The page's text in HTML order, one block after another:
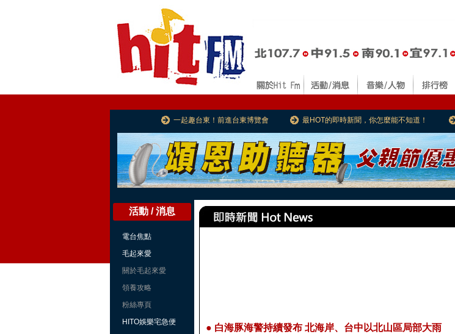
一起趣台東！前進台東博覽會 最HOT的即時新聞，你怎麼能不知道！
活動 / 消息
電台焦點
毛起來愛
關於毛起來愛
領養攻略
粉絲專頁
HITO娛樂宅急便
● 白海豚海警持續發布 北海岸、台中以北山區局部大雨